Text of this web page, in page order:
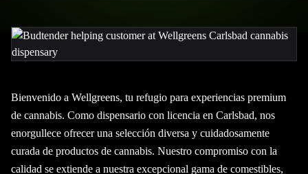
Bienvenido a Wellgreens, tu refugio para experiencias premium
de cannabis. Como dispensario con licencia en Carlsbad, nos
enorgullece ofrecer una selección diversa y cuidadosamente
curada de productos de cannabis. Nuestro compromiso con la
calidad se extiende a nuestra excepcional gama de comestibles,